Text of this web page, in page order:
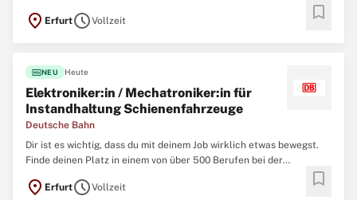
Schwimmhallen und Freibädern • Sicherer Arbeitsplatz in einem
location_on ErfurtscheduleVollzeit bookmark
fiber_newNEU Heute
Elektroniker:in / Mechatroniker:in für
Instandhaltung Schienenfahrzeuge
Deutsche Bahn
Dir ist es wichtig, dass du mit deinem Job wirklich etwas bewegst.
Finde deinen Platz in einem von über 500 Berufen bei der
Deutschen Bahn. Wir bieten Profis und Berufsstarter:innen sichere
Jobs mit Zukunftsperspektiven. Bewirb dich jetzt für ein Team, das
location_on ErfurtscheduleVollzeit bookmark